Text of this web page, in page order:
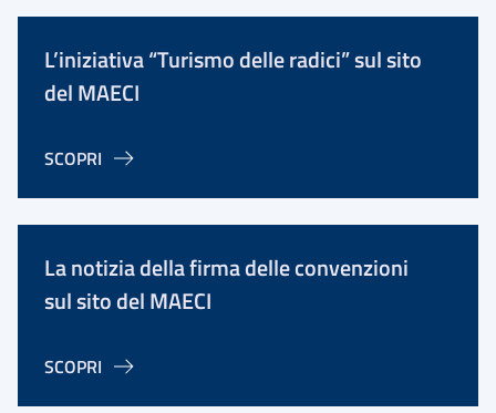
L’iniziativa “Turismo delle radici” sul sito
del MAECI
SCOPRI
La notizia della firma delle convenzioni
sul sito del MAECI
SCOPRI